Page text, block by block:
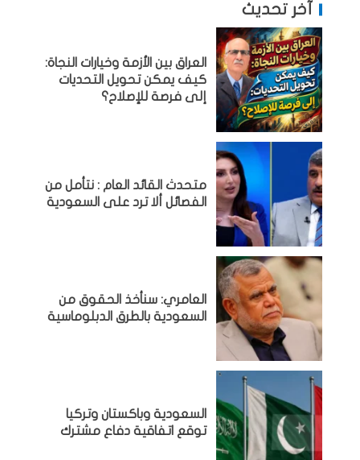
آخر تحديث
العراق بين الأزمة وخيارات النجاة:
كيف يمكن تحويل التحديات
إلى فرصة للإصلاح؟
متحدث القائد العام : نتأمل من
الفصائل ألا ترد على السعودية
العامري: سنأخذ الحقوق من
السعودية بالطرق الدبلوماسية
السعودية وباكستان وتركيا
توقع اتفاقية دفاع مشترك